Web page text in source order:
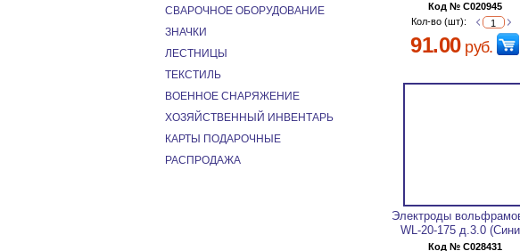
Код № C020945
Кол-во (шт):
91.00руб.
Электроды
WL-20-175 д.3.0
Код № C028431
СВАРОЧНОЕ ОБОРУДОВАНИЕ
ЗНАЧКИ
ЛЕСТНИЦЫ
ТЕКСТИЛЬ
ВОЕННОЕ СНАРЯЖЕНИЕ
ХОЗЯЙСТВЕННЫЙ ИНВЕНТАРЬ
КАРТЫ ПОДАРОЧНЫЕ
РАСПРОДАЖА